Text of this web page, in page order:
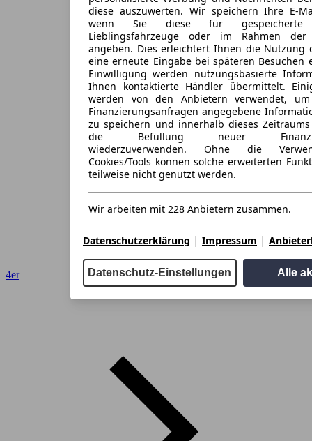
4er
diese auszuwerten. Wir speichern Ihre E-
wenn Sie diese für gespeicherte
Lieblingsfahrzeuge oder im Rahmen der
angeben. Dies erleichtert Ihnen die Nutzung
eine erneute Eingabe bei späteren
Einwilligung werden nutzungsbasierte
Ihnen kontaktierte Händler übermittelt.
werden von den Anbietern verwendet,
Finanzierungsanfragen angegebene
zu speichern und innerhalb dieses
die Befüllung neuer
wiederzuverwenden. Ohne die
Cookies/Tools können solche erweiterten
teilweise nicht genutzt werden.
Wir arbeiten mit 228 Anbietern zusammen.
Datenschutzerklärung | Impressum |
Datenschutz-Einstellungen Alle